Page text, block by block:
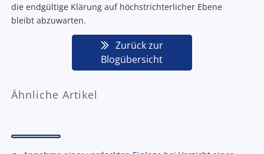
die endgültige Klärung auf höchstrichterlicher Ebene
bleibt abzuwarten.
Zurück zur
Blogübersicht
Ähnliche Artikel